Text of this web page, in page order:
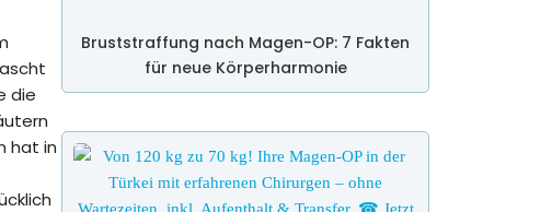
die
hat in
Bruststraffung nach Magen-OP: 7 Fakten
für neue Körperharmonie